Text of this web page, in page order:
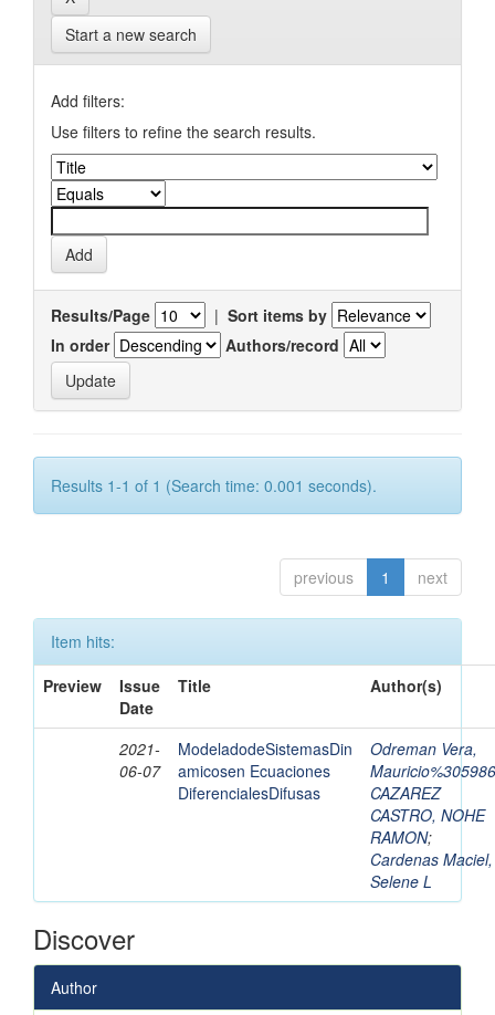
Start a new search
Add filters:
Use filters to refine the search results.
Results/Page | Sort items by
In order
Authors/record
Results 1-1 of 1 (Search time: 0.001 seconds).
previous 1 next
Item hits:
Preview
Issue
Date
Title Author(s)
2021-
06-07
ModeladodeSistemasDin
amicosen Ecuaciones
DiferencialesDifusas
Odreman Vera,
Mauricio%305986
CAZAREZ
CASTRO, NOHE
RAMON;
Cardenas Maciel,
Selene L
Discover
Author